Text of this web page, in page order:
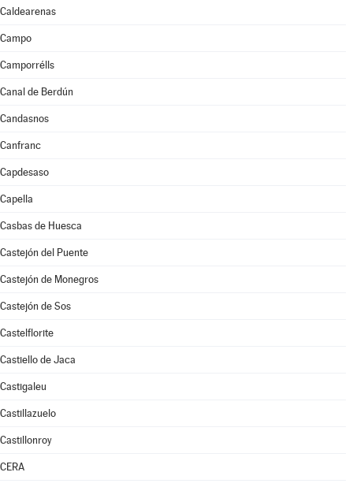
Caldearenas
Campo
Camporrélls
Canal de Berdún
Candasnos
Canfranc
Capdesaso
Capella
Casbas de Huesca
Castejón del Puente
Castejón de Monegros
Castejón de Sos
Castelflorite
Castiello de Jaca
Castigaleu
Castillazuelo
Castillonroy
CERA